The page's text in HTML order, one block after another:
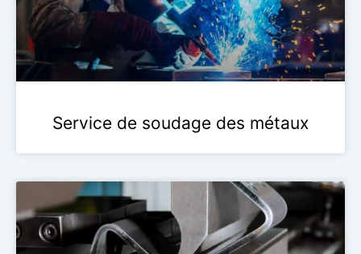
Service de soudage des métaux